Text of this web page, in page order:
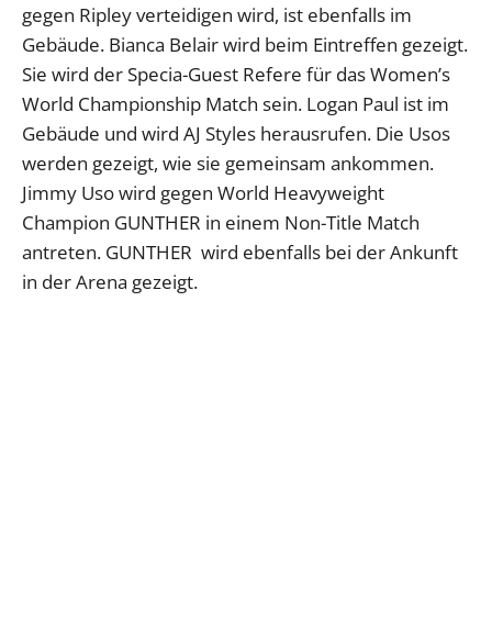
gegen Ripley verteidigen wird, ist ebenfalls im
Gebäude. Bianca Belair wird beim Eintreffen gezeigt.
Sie wird der Specia-Guest Refere für das Women’s
World Championship Match sein. Logan Paul ist im
Gebäude und wird AJ Styles herausrufen. Die Usos
werden gezeigt, wie sie gemeinsam ankommen.
Jimmy Uso wird gegen World Heavyweight
Champion GUNTHER in einem Non-Title Match
antreten. GUNTHER wird ebenfalls bei der Ankunft
in der Arena gezeigt.